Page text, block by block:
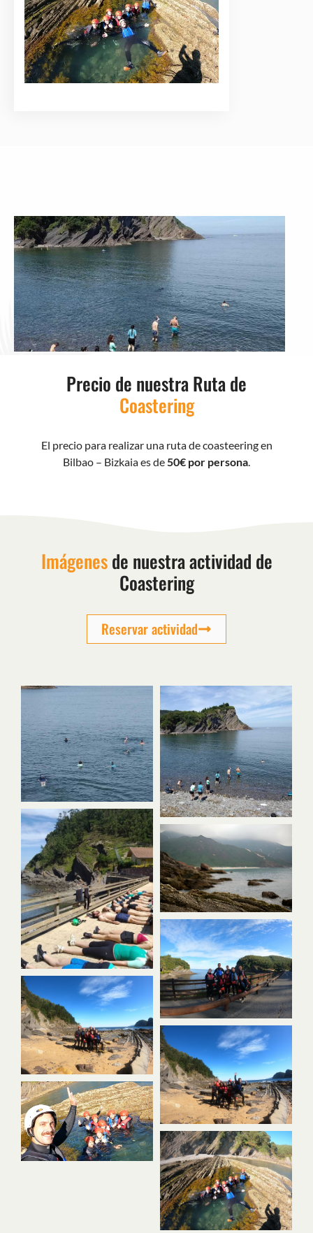
Precio de nuestra Ruta de
Coastering
El precio para realizar una ruta de coasteering en
Bilbao – Bizkaia es de50€ por persona.
Imágenesde nuestra actividad de
Coastering
Reservar actividad